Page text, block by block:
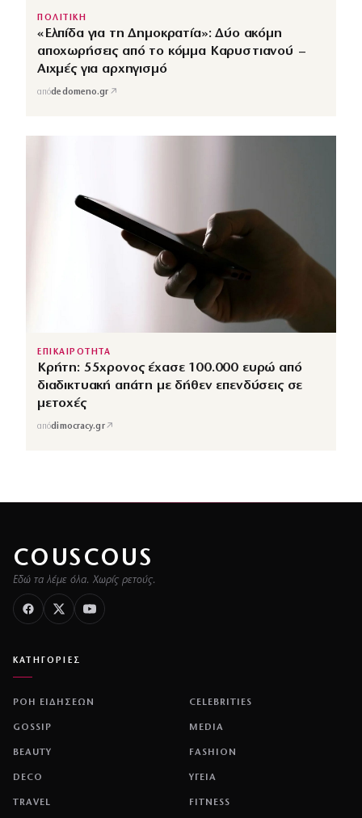
ΠΟΛΙΤΙΚΗ
«Ελπίδα για τη Δημοκρατία»: Δύο ακόμη
αποχωρήσεις από το κόμμα Καρυστιανού –
Αιχμές για αρχηγισμό
απόdedomeno.gr ↗
ΕΠΙΚΑΙΡΟΤΗΤΑ
Κρήτη: 55χρονος έχασε 100.000 ευρώ από
διαδικτυακή απάτη με δήθεν επενδύσεις σε
μετοχές
απόdimocracy.gr↗
COUSCOUS
Εδώ τα λέμε όλα. Χωρίς ρετούς.
ΚΑΤΗΓΟΡΙΕΣ
ΡΟΗ ΕΙΔΗΣΕΩΝ CELEBRITIES
GOSSIP MEDIA
BEAUTY FASHION
DECO ΥΓΕΙΑ
TRAVEL FITNESS